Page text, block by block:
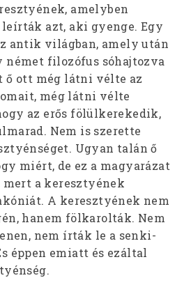
amelyben
azt, aki gyenge. Egy
antik világban, amely után
német filozófus sóhajtozva
ő ott még látni vélte az
még látni vélte
az erős fölülkerekedik,
Nem is szerette
Ugyan talán ő
miért, de ez a magyarázat
mert a keresztyének
A keresztyének nem
hanem fölkarolták. Nem
nem írták le a senki-
éppen emiatt és ezáltal